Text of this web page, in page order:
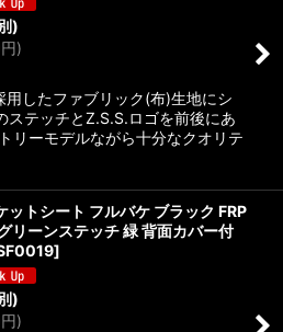
)
円)
用したファブリック(布)生地にシ
ステッチとZ.S.S.ロゴを前後にあ
リーモデルながら十分なクオリテ
ットシート フルバケ ブラック FRP
リーンステッチ 緑 背面カバー付
]
)
円)